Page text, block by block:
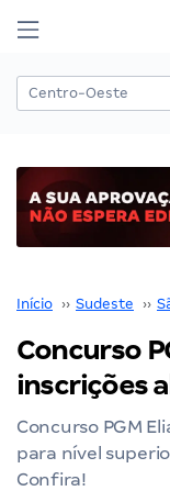
Início ›› Sudeste ››
Concurso
inscrições
Concurso PGM
para nível
Confira!